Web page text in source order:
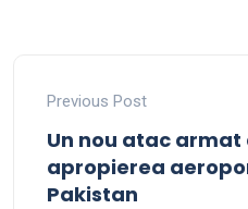
Previous Post
Un nou atac
apropierea
Pakistan